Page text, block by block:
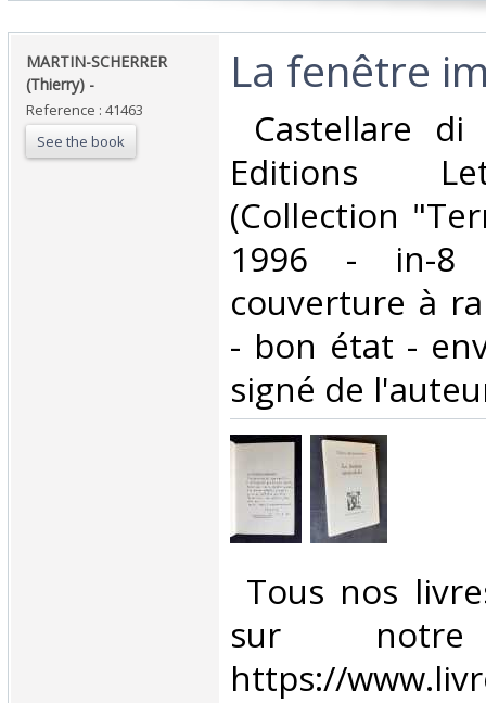
‎MARTIN-SCHERRER
(Thierry) -‎
Reference : 41463
See the book
‎La fenêtre
Castellare
Editions
(Collection
1996 - in-8
couverture à
- bon état -
signé de
Tous nos
sur
https://